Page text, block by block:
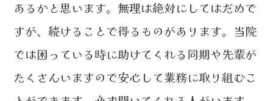
あるかと思います。無理は絶対にしてはだめで
すが、続けることで得るものがあります。当院
では困っている時に助けてくれる同期や先輩が
たくさんいますので安心して業務に取り組むこ